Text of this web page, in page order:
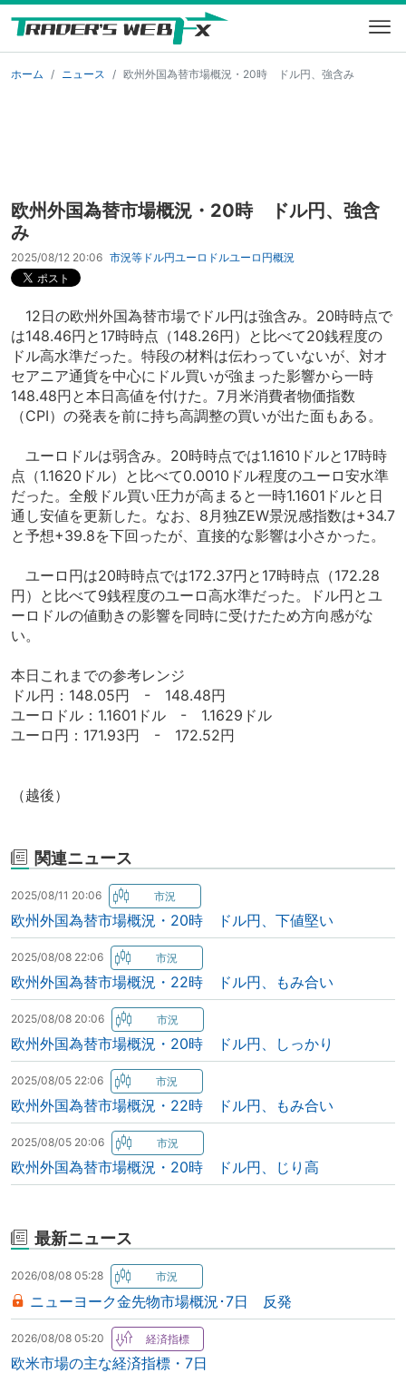
ホーム ニュース 欧州外国為替市場概況・20時 ドル円、強含み
欧州外国為替市場概況・20時 ドル円、強含
み
2025/08/12 20:06 市況等 ドル円ユーロドルユーロ円概況
12日の欧州外国為替市場でドル円は強含み。20時時点で
は148.46円と17時時点（148.26円）と比べて20銭程度の
ドル高水準だった。特段の材料は伝わっていないが、対オ
セアニア通貨を中心にドル買いが強まった影響から一時
148.48円と本日高値を付けた。7月米消費者物価指数
（CPI）の発表を前に持ち高調整の買いが出た面もある。
ユーロドルは弱含み。20時時点では1.1610ドルと17時時
点（1.1620ドル）と比べて0.0010ドル程度のユーロ安水準
だった。全般ドル買い圧力が高まると一時1.1601ドルと日
通し安値を更新した。なお、8月独ZEW景況感指数は+34.7
と予想+39.8を下回ったが、直接的な影響は小さかった。
ユーロ円は20時時点では172.37円と17時時点（172.28
円）と比べて9銭程度のユーロ高水準だった。ドル円とユ
ーロドルの値動きの影響を同時に受けたため方向感がな
い。
本日これまでの参考レンジ
ドル円：148.05円 - 148.48円
ユーロドル：1.1601ドル - 1.1629ドル
ユーロ円：171.93円 - 172.52円
（越後）
関連ニュース
2025/08/11 20:06
欧州外国為替市場概況・20時 ドル円、下値堅い
2025/08/08 22:06
欧州外国為替市場概況・22時 ドル円、もみ合い
2025/08/08 20:06
欧州外国為替市場概況・20時 ドル円、しっかり
2025/08/05 22:06
欧州外国為替市場概況・22時 ドル円、もみ合い
2025/08/05 20:06
欧州外国為替市場概況・20時 ドル円、じり高
最新ニュース
2026/08/08 05:28
ニューヨーク金先物市場概況･7日 反発
2026/08/08 05:20
欧米市場の主な経済指標・7日